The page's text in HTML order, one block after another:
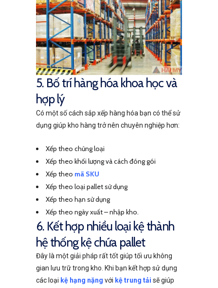
5. Bố trí hàng hóa khoa học và
hợp lý
Có một số cách sắp xếp hàng hóa bạn có thể sử
dụng giúp kho hàng trở nên chuyên nghiệp hơn:
Xếp theo chủng loại
Xếp theo khối lượng và cách đóng gói
Xếp theo mã SKU
Xếp theo loại pallet sử dụng
Xếp theo hạn sử dụng
Xếp theo ngày xuất – nhập kho.
6. Kết hợp nhiều loại kệ thành
hệ thống kệ chứa pallet
Đây là một giải pháp rất tốt giúp tối ưu không
gian lưu trữ trong kho. Khi bạn kết hợp sử dụng
các loại kệ hạng nặng với kệ trung tải sẽ giúp